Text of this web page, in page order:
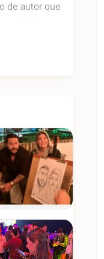
de autor que
dibujo.
(entre 5 y 7
momentos de
con
de 180 g en
y decorar el